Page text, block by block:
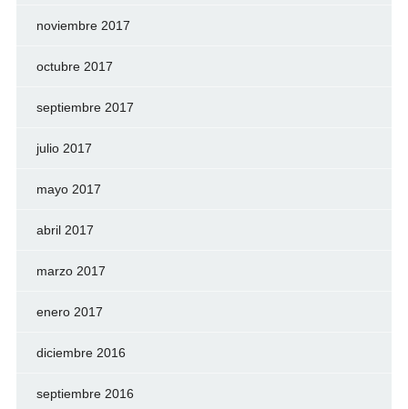
noviembre 2017
octubre 2017
septiembre 2017
julio 2017
mayo 2017
abril 2017
marzo 2017
enero 2017
diciembre 2016
septiembre 2016